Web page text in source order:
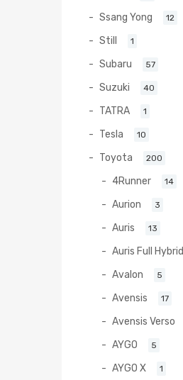
Ssang Yong 12
Still 1
Subaru 57
Suzuki 40
TATRA 1
Tesla 10
Toyota 200
4Runner 14
Aurion 3
Auris 13
Auris Full Hybrid
Avalon 5
Avensis 17
Avensis Verso
AYGO 5
AYGO X 1